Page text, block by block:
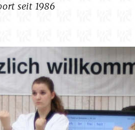
seit 1986